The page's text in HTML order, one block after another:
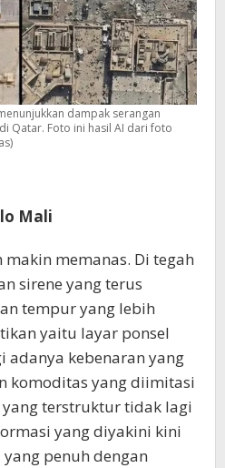
dampak serangan
Qatar. Foto ini hasil AI dari foto
Mali
memanas. Di tegah
sirene yang terus
tempur yang lebih
yaitu layar ponsel
adanya kebenaran yang
komoditas yang diimitasi
terstruktur tidak lagi
yang diyakini kini
penuh dengan